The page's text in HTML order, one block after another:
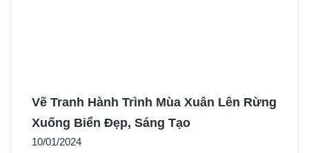
Vẽ Tranh Hành Trình Mùa Xuân Lên Rừng
Xuống Biển Đẹp, Sáng Tạo
10/01/2024